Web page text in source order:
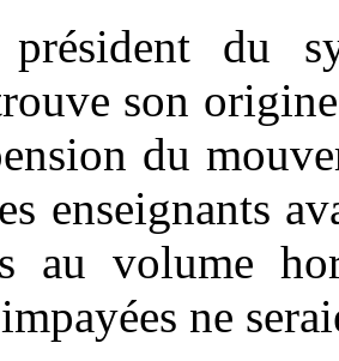
du
son
du
enseignants
au volume
ne